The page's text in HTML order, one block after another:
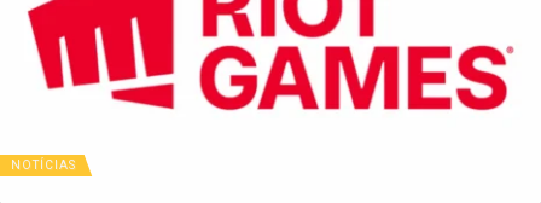
NOTÍCIAS